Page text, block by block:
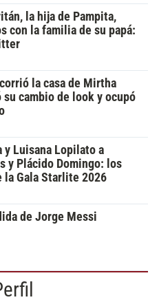
la hija de Pampita,
con la familia de su papá:
la casa de Mirtha
su cambio de look y ocupó
y Luisana Lopilato a
y Plácido Domingo: los
la Gala Starlite 2026
de Jorge Messi